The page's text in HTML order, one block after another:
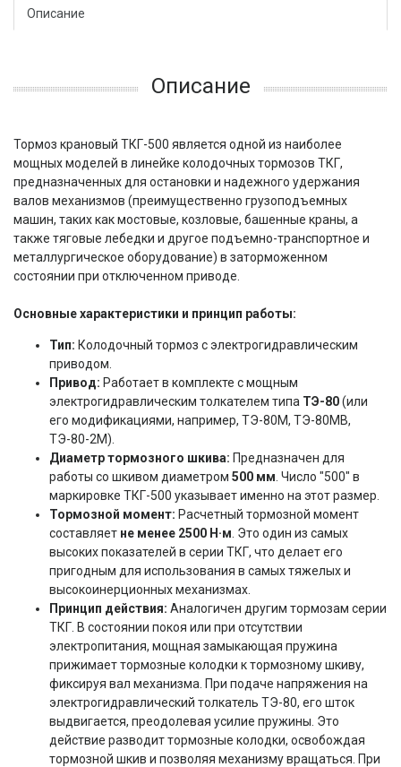
Описание
Описание
Тормоз крановый ТКГ-500 является одной из наиболее
мощных моделей в линейке колодочных тормозов ТКГ,
предназначенных для остановки и надежного удержания
валов механизмов (преимущественно грузоподъемных
машин, таких как мостовые, козловые, башенные краны, а
также тяговые лебедки и другое подъемно-транспортное и
металлургическое оборудование) в заторможенном
состоянии при отключенном приводе.
Основные характеристики и принцип работы:
Тип: Колодочный тормоз с электрогидравлическим
приводом.
Привод: Работает в комплекте с мощным
электрогидравлическим толкателем типа ТЭ-80(или
его модификациями, например, ТЭ-80М, ТЭ-80МВ,
ТЭ-80-2М).
Диаметр тормозного шкива: Предназначен для
работы со шкивом диаметром 500 мм . Число "500" в
маркировке ТКГ-500 указывает именно на этот размер.
Тормозной момент: Расчетный тормозной момент
составляет не менее 2500 Н·м . Это один из самых
высоких показателей в серии ТКГ, что делает его
пригодным для использования в самых тяжелых и
высокоинерционных механизмах.
Принцип действия: Аналогичен другим тормозам серии
ТКГ. В состоянии покоя или при отсутствии
электропитания, мощная замыкающая пружина
прижимает тормозные колодки к тормозному шкиву,
фиксируя вал механизма. При подаче напряжения на
электрогидравлический толкатель ТЭ-80, его шток
выдвигается, преодолевая усилие пружины. Это
действие разводит тормозные колодки, освобождая
тормозной шкив и позволяя механизму вращаться. При